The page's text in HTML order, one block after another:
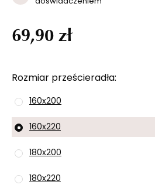
Rozmiar prześcieradła
160x200
160x220
180x200
180x220
69,90 zł